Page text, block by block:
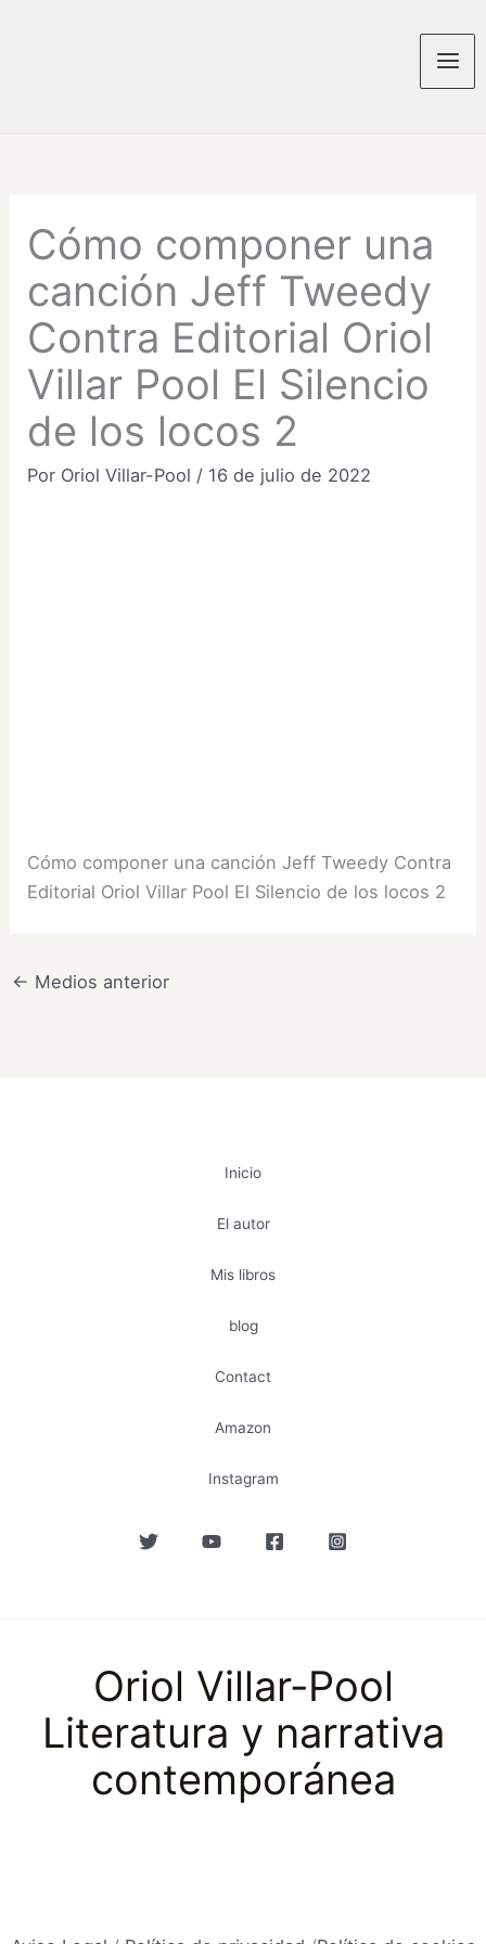
Cómo componer una
canción Jeff Tweedy
Contra Editorial Oriol
Villar Pool El Silencio
de los locos 2
Por Oriol Villar-Pool / 16 de julio de 2022
Cómo componer una canción Jeff Tweedy Contra
Editorial Oriol Villar Pool El Silencio de los locos 2
← Medios anterior
Inicio
El autor
Mis libros
blog
Contact
Amazon
Instagram
Oriol Villar-Pool
Literatura y narrativa
contemporánea